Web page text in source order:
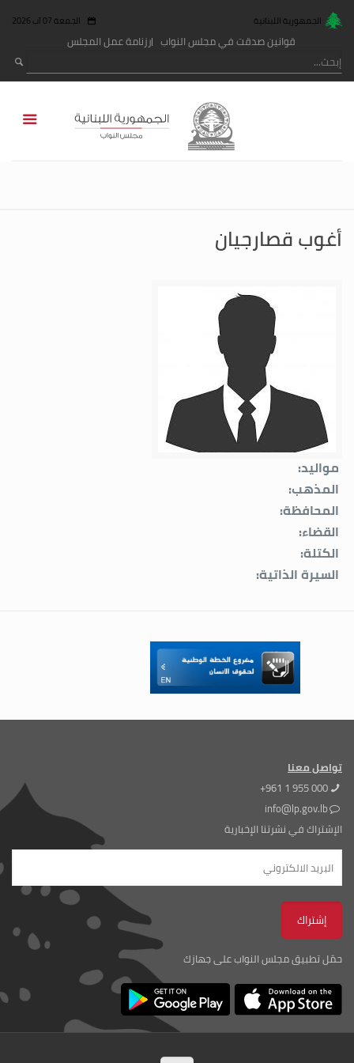
الجمهورية اللبنانية الجمعة 07 آب 2026
قوانين صدقت في مجلس النواب رزنامة عمل المجلس
أغوب قصارجيان
مواليد:
المذهب:
المحافظة:
القضاء:
الكتلة:
السيرة الذاتية:
تواصل معنا
+961 1 955 000
info@lp.gov.lb
الإشتراك في نشرتنا الإخبارية
حمّل تطبيق مجلس النواب على جهازك